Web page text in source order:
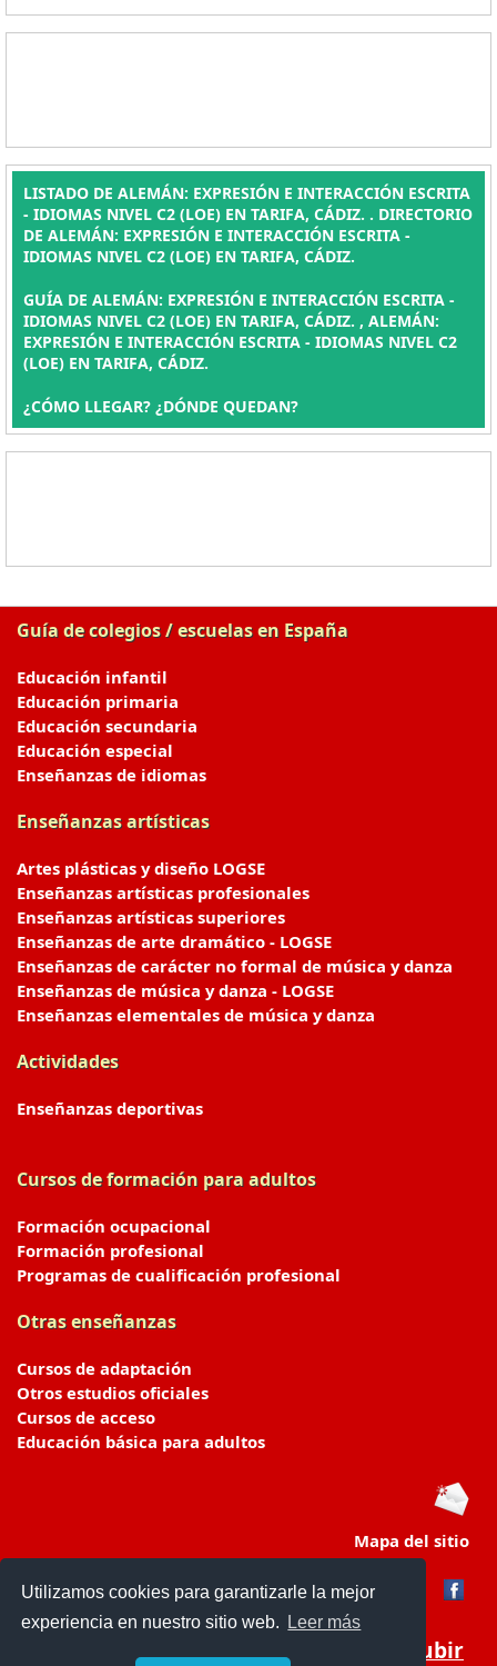
Utilizamos cookies para garantizarle la mejor
experiencia en nuestro sitio web.
Leer más
LISTADO DE ALEMÁN: EXPRESIÓN E INTERACCIÓN ESCRITA
- IDIOMAS NIVEL C2 (LOE) EN TARIFA, CÁDIZ. . DIRECTORIO
DE ALEMÁN: EXPRESIÓN E INTERACCIÓN ESCRITA -
IDIOMAS NIVEL C2 (LOE) EN TARIFA, CÁDIZ.
GUÍA DE ALEMÁN: EXPRESIÓN E INTERACCIÓN ESCRITA -
IDIOMAS NIVEL C2 (LOE) EN TARIFA, CÁDIZ. , ALEMÁN:
EXPRESIÓN E INTERACCIÓN ESCRITA - IDIOMAS NIVEL C2
(LOE) EN TARIFA, CÁDIZ.
¿CÓMO LLEGAR? ¿DÓNDE QUEDAN?
Guía de colegios / escuelas en España
Educación infantil
Educación primaria
Educación secundaria
Educación especial
Enseñanzas de idiomas
Enseñanzas artísticas
Artes plásticas y diseño LOGSE
Enseñanzas artísticas profesionales
Enseñanzas artísticas superiores
Enseñanzas de arte dramático - LOGSE
Enseñanzas de carácter no formal de música y danza
Enseñanzas de música y danza - LOGSE
Enseñanzas elementales de música y danza
Actividades
Enseñanzas deportivas
Cursos de formación para adultos
Formación ocupacional
Formación profesional
Programas de cualificación profesional
Otras enseñanzas
Cursos de adaptación
Otros estudios oficiales
Cursos de acceso
Educación básica para adultos
Mapa del sitio
Subir